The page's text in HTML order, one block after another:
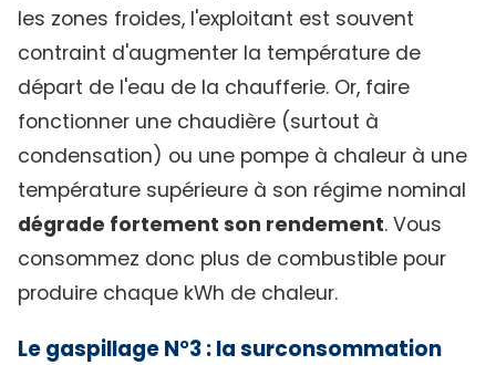
les zones froides, l'exploitant est souvent
contraint d'augmenter la température de
départ de l'eau de la chaufferie. Or, faire
fonctionner une chaudière (surtout à
condensation) ou une pompe à chaleur à une
température supérieure à son régime nominal
dégrade fortement son rendement. Vous
consommez donc plus de combustible pour
produire chaque kWh de chaleur.
Le gaspillage N°3 : la surconsommation